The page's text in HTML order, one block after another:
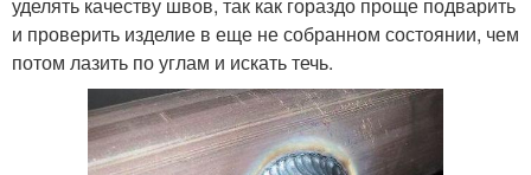
уделять качеству швов, так как гораздо проще подварить
и проверить изделие в еще не собранном состоянии, чем
потом лазить по углам и искать течь.